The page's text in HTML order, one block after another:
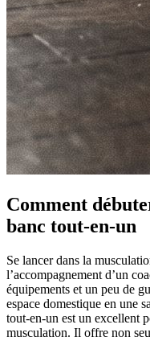
Comment
banc tout-en-un
Se lancer dans la
l’accompagnement d’un
équipements et un peu de
espace domestique en une
tout-en-un est un excellent
musculation. Il offre non